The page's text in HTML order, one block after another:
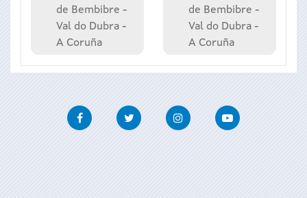
de Bembibre -
Val do Dubra -
A Coruña
de Bembibre -
Val do Dubra -
A Coruña
FacebookTwitter InstagramYoutube